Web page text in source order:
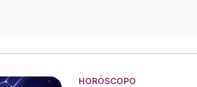
HORÓSCOPO